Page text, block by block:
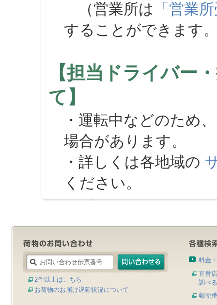
（営業所は 「営業
することができます
【担当ドライバー
て】
・運転中などのため
場合があります。
・詳しくは各地域の
ください。
2件以上はこちら
お荷物のお届け遅延状況について
料金
直営
調べる
郵便